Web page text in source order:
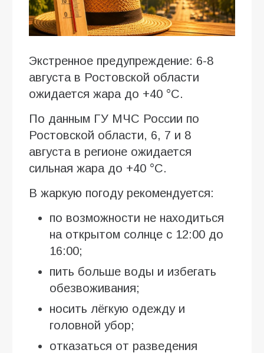
Экстренное предупреждение: 6-8
августа в Ростовской области
ожидается жара до +40 °C.
По данным ГУ МЧС России по
Ростовской области, 6, 7 и 8
августа в регионе ожидается
сильная жара до +40 °C.
В жаркую погоду рекомендуется:
по возможности не находиться
на открытом солнце с 12:00 до
16:00;
пить больше воды и избегать
обезвоживания;
носить лёгкую одежду и
головной убор;
отказаться от разведения